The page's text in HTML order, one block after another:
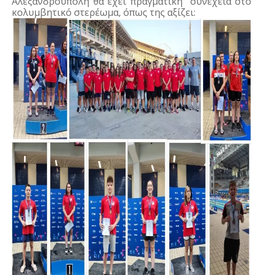
κολυμβητικό στερέωμα, όπως της αξίζει: